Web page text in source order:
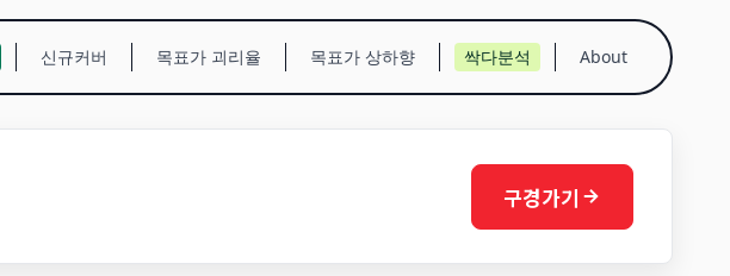
신규커버 목표가 괴리율 목표가 상하향 싹다분석 About
구경가기